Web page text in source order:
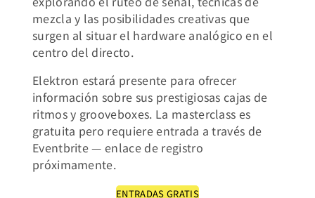
mezcla y las posibilidades creativas que
surgen al situar el hardware analógico en el
centro del directo.
Elektron estará presente para ofrecer
información sobre sus prestigiosas cajas de
ritmos y grooveboxes. La masterclass es
gratuita pero requiere entrada a través de
Eventbrite — enlace de registro
próximamente.
ENTRADAS GRATIS